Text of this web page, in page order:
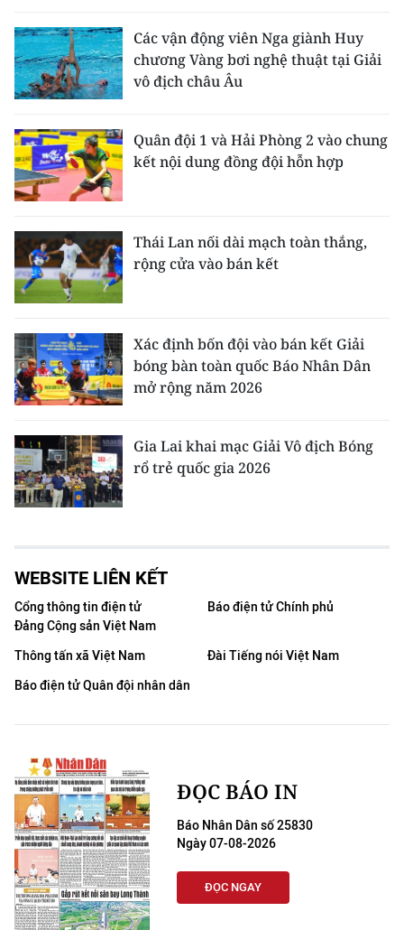
Các vận động viên Nga giành Huy
chương Vàng bơi nghệ thuật tại Giải
vô địch châu Âu
Quân đội 1 và Hải Phòng 2 vào chung
kết nội dung đồng đội hỗn hợp
Thái Lan nối dài mạch toàn thắng,
rộng cửa vào bán kết
Xác định bốn đội vào bán kết Giải
bóng bàn toàn quốc Báo Nhân Dân
mở rộng năm 2026
Gia Lai khai mạc Giải Vô địch Bóng
rổ trẻ quốc gia 2026
WEBSITE LIÊN KẾT
Cổng thông tin điện tử
Đảng Cộng sản Việt Nam
Báo điện tử Chính phủ
Thông tấn xã Việt Nam
Đài Tiếng nói Việt Nam
Báo điện tử Quân đội nhân dân
ĐỌC BÁO IN
Báo Nhân Dân số 25830
Ngày 07-08-2026
ĐỌC NGAY